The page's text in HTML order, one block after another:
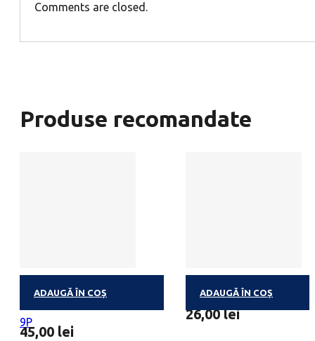
Comments are closed.
Produse recomandate
ADAUGĂ ÎN COȘ
9P
45,00 lei
ADAUGĂ ÎN COȘ
26,00lei